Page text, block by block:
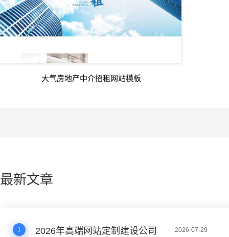
大气房地产中介招租网站模板
最新文章
1 2026年高端网站定制建设公司 2026-07-29